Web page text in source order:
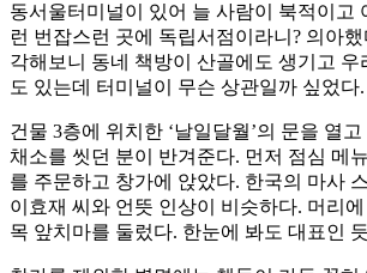
동서울터미널이 있어 늘 사람이 북적이고
런 번잡스런 곳에 독립서점이라니? 의아
각해보니 동네 책방이 산골에도 생기고 우
도 있는데 터미널이 무슨 상관일까 싶었다.
건물 3층에 위치한 ‘날일달월’의 문을 열
채소를 씻던 분이 반겨준다. 먼저 점심 메
를 주문하고 창가에 앉았다. 한국의 마사
이효재 씨와 언뜻 인상이 비슷하다. 머리
목 앞치마를 둘렀다. 한눈에 봐도 대표인